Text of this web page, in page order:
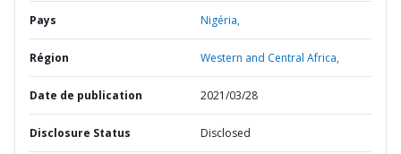
Pays Nigéria,
Région Western and Central Africa,
Date de publication 2021/03/28
Disclosure Status Disclosed